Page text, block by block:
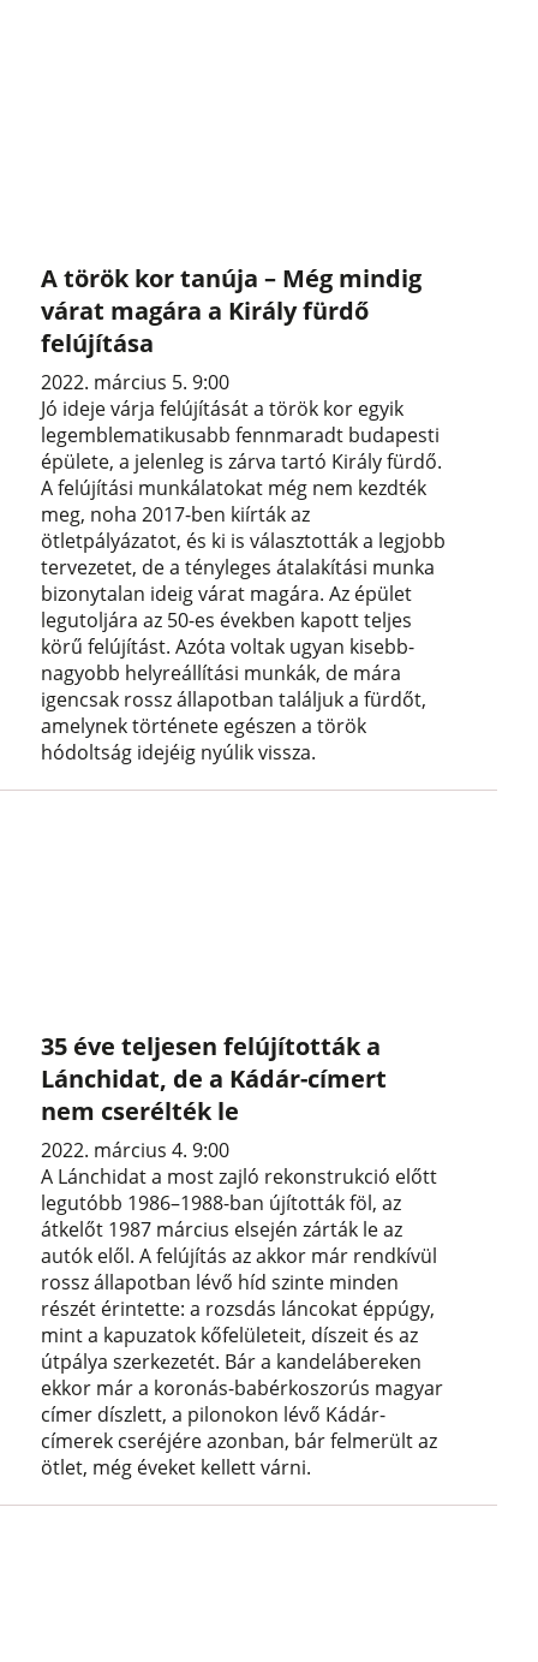
A török kor tanúja – Még mindig
várat magára a Király fürdő
felújítása
2022. március 5. 9:00
Jó ideje várja felújítását a török kor egyik
legemblematikusabb fennmaradt budapesti
épülete, a jelenleg is zárva tartó Király fürdő.
A felújítási munkálatokat még nem kezdték
meg, noha 2017-ben kiírták az
ötletpályázatot, és ki is választották a legjobb
tervezetet, de a tényleges átalakítási munka
bizonytalan ideig várat magára. Az épület
legutoljára az 50-es években kapott teljes
körű felújítást. Azóta voltak ugyan kisebb-
nagyobb helyreállítási munkák, de mára
igencsak rossz állapotban találjuk a fürdőt,
amelynek története egészen a török
hódoltság idejéig nyúlik vissza.
35 éve teljesen felújították a
Lánchidat, de a Kádár-címert
nem cserélték le
2022. március 4. 9:00
A Lánchidat a most zajló rekonstrukció előtt
legutóbb 1986–1988-ban újították föl, az
átkelőt 1987 március elsején zárták le az
autók elől. A felújítás az akkor már rendkívül
rossz állapotban lévő híd szinte minden
részét érintette: a rozsdás láncokat éppúgy,
mint a kapuzatok kőfelületeit, díszeit és az
útpálya szerkezetét. Bár a kandelábereken
ekkor már a koronás-babérkoszorús magyar
címer díszlett, a pilonokon lévő Kádár-
címerek cseréjére azonban, bár felmerült az
ötlet, még éveket kellett várni.